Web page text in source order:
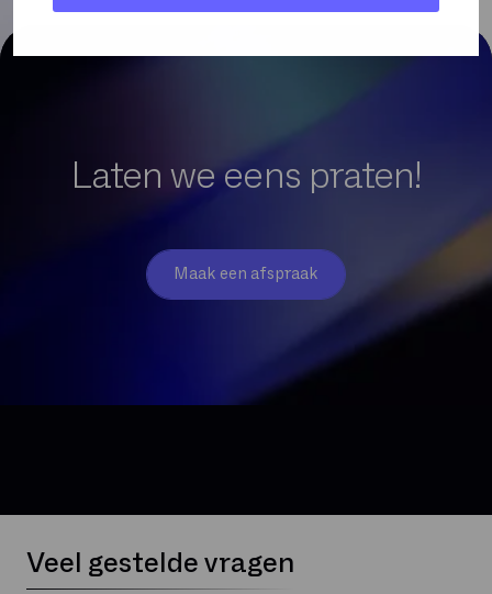
Laten we eens praten!
Maak een afspraak
Veel gestelde vragen